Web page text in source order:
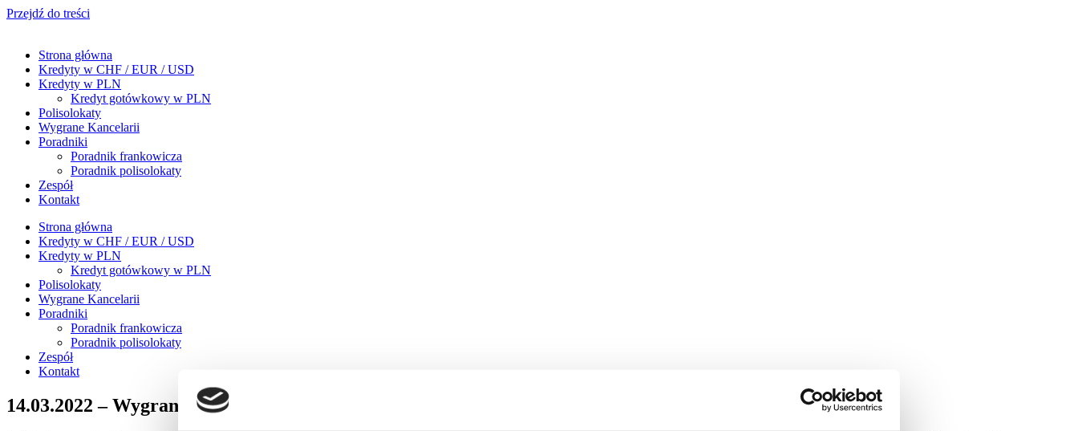
Przejdź do treści
Strona główna
Kredyty w CHF / EUR / USD
Kredyty w PLN
Kredyt gotówkowy w PLN
Polisolokaty
Wygrane Kancelarii
Poradniki
Poradnik frankowicza
Poradnik polisolokaty
Zespół
Kontakt
Strona główna
Kredyty w CHF / EUR / USD
Kredyty w PLN
Kredyt gotówkowy w PLN
Polisolokaty
Wygrane Kancelarii
Poradniki
Poradnik frankowicza
Poradnik polisolokaty
Zespół
Kontakt
14.03.2022 – Wygrana sprawa przeciwko Getin Noble Bank S.A. – umowa kredytu nieważna w całości